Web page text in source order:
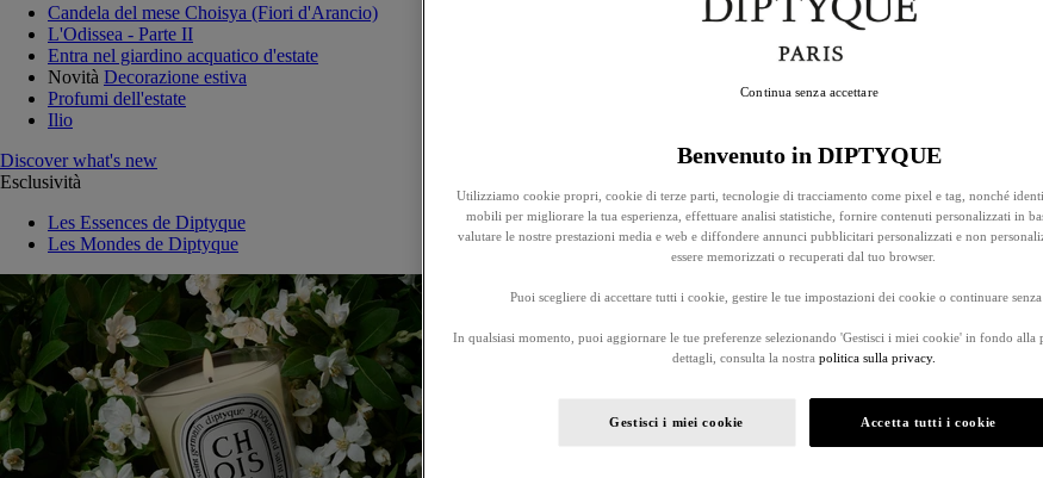
Candela del mese Choisya (Fiori d'Arancio)
L'Odissea - Parte II
Entra nel giardino acquatico d'estate
Novità Decorazione estiva
Profumi dell'estate
Ilio
Discover what's new
Esclusività
Les Essences de Diptyque
Les Mondes de Diptyque
Benvenuto in DIPTYQUE
Utilizziamo cookie propri, cookie di terze parti, tecnologie di tracciamento come pixel e tag, nonché
mobili per migliorare la tua esperienza, effettuare analisi statistiche, fornire contenuti personalizzati in
valutare le nostre prestazioni media e web e diffondere annunci pubblicitari personalizzati e non
essere memorizzati o recuperati dal tuo browser.
Puoi scegliere di accettare tutti i cookie, gestire le tue impostazioni dei cookie o continuare senza
In qualsiasi momento, puoi aggiornare le tue preferenze selezionando 'Gestisci i miei cookie' in fondo alla
dettagli, consulta la nostra politica sulla privacy.
Gestisci i miei cookie Accetta tutti i cookie
Continua senza accettare